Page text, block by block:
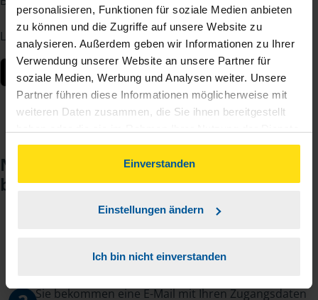
personalisieren, Funktionen für soziale Medien anbieten
zu können und die Zugriffe auf unsere Website zu
analysieren. Außerdem geben wir Informationen zu Ihrer
Verwendung unserer Website an unsere Partner für
soziale Medien, Werbung und Analysen weiter. Unsere
Partner führen diese Informationen möglicherweise mit
weiteren Daten zusammen, die Sie ihnen bereitgestellt
gesammelt haben. Indem Sie auf Einverstanden klicken,
können Sie der Verwendung von Cookies, gemäß
unserer
Einverstanden
Einstellungen ändern
Ich bin nicht einverstanden
Laden Sie die App kostenlos herunter:
Noch keinen Zugang? So einfach
beantragen Sie ihn.
Sie bekommen eine E-Mail mit Ihren Zugangsdaten